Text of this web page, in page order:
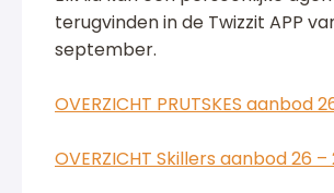
terugvinden in de Twizzit APP
september.
OVERZICHT PRUTSKES aanbod
OVERZICHT Skillers aanbod 26 –